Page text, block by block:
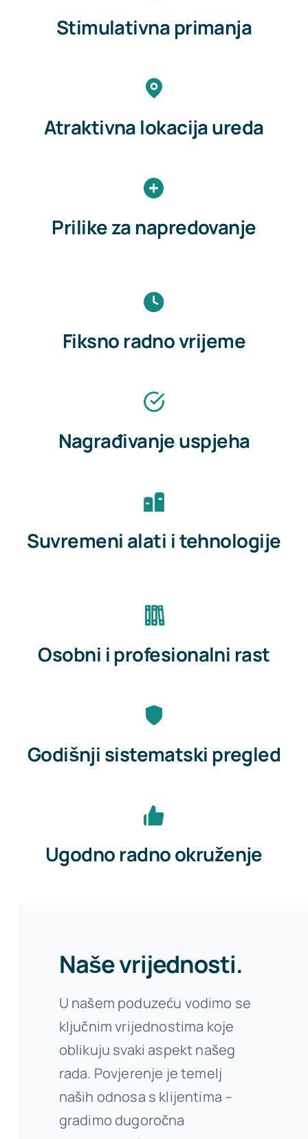
Stimulativna primanja
Atraktivna lokacija ureda
Prilike za napredovanje
Fiksno radno vrijeme
Nagrađivanje uspjeha
Suvremeni alati i tehnologije
Osobni i profesionalni rast
Godišnji sistematski pregled
Ugodno radno okruženje
Naše vrijednosti.
U našem poduzeću vodimo se
ključnim vrijednostima koje
oblikuju svaki aspekt našeg
rada. Povjerenje je temelj
naših odnosa s klijentima –
gradimo dugoročna